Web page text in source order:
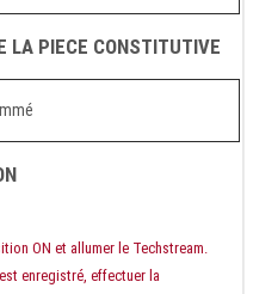
LA PIECE CONSTITUTIVE
ON et allumer le Techstream.
enregistré, effectuer la